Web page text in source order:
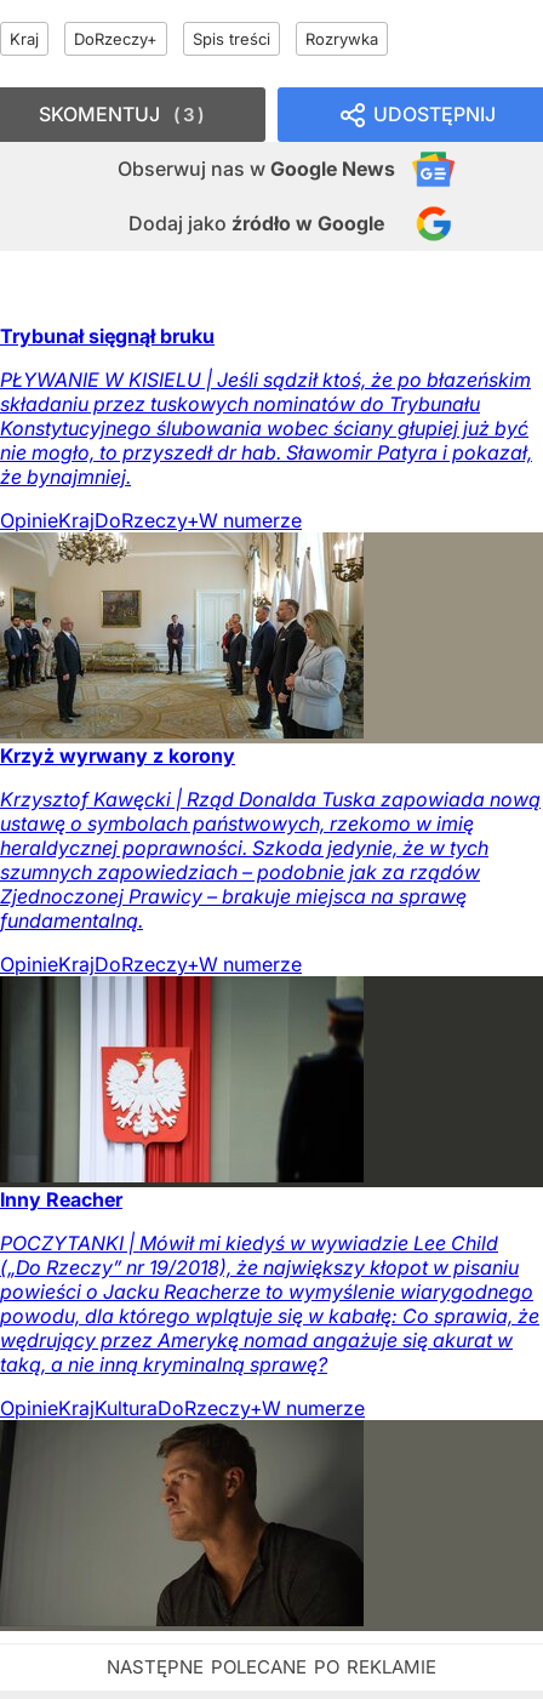
Kraj DoRzeczy+ Spis treści Rozrywka
UDOSTĘPNIJ
Obserwuj nas w Google News
Dodaj jako źródło w Google
SKOMENTUJ 3
Trybunał sięgnął bruku
PŁYWANIE W KISIELU | Jeśli sądził ktoś, że po błazeńskim
składaniu przez tuskowych nominatów do Trybunału
Konstytucyjnego ślubowania wobec ściany głupiej już być
nie mogło, to przyszedł dr hab. Sławomir Patyra i pokazał,
że bynajmniej.
OpinieKrajDoRzeczy+W numerze
Krzyż wyrwany z korony
Krzysztof Kawęcki | Rząd Donalda Tuska zapowiada nową
ustawę o symbolach państwowych, rzekomo w imię
heraldycznej poprawności. Szkoda jedynie, że w tych
szumnych zapowiedziach – podobnie jak za rządów
Zjednoczonej Prawicy – brakuje miejsca na sprawę
fundamentalną.
OpinieKrajDoRzeczy+W numerze
Inny Reacher
POCZYTANKI | Mówił mi kiedyś w wywiadzie Lee Child
(„Do Rzeczy” nr 19/2018), że największy kłopot w pisaniu
powieści o Jacku Reacherze to wymyślenie wiarygodnego
powodu, dla którego wplątuje się w kabałę: Co sprawia, że
wędrujący przez Amerykę nomad angażuje się akurat w
taką, a nie inną kryminalną sprawę?
OpinieKrajKulturaDoRzeczy+W numerze